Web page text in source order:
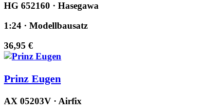
HG 652160 · Hasegawa
1:24 · Modellbausatz
36,95 €
Prinz Eugen
AX 05203V · Airfix